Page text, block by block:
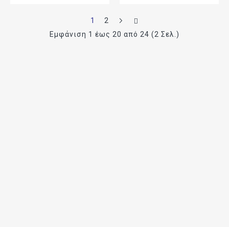
1
2
Εμφάνιση 1 έως 20 από 24 (2 Σελ.)